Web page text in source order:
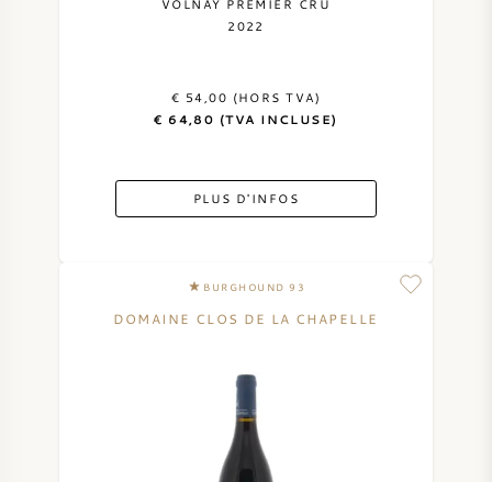
VOLNAY PREMIER CRU
2022
€ 54,00 (HORS TVA)
€ 64,80 (TVA INCLUSE)
PLUS D'INFOS
BURGHOUND 93
DOMAINE CLOS DE LA CHAPELLE